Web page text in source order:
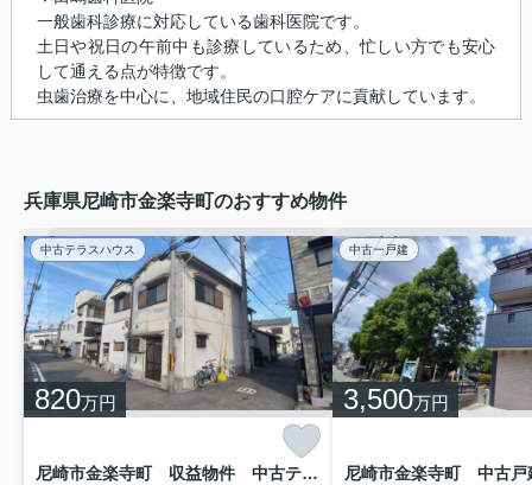
一般歯科診療に対応している歯科医院です。
土日や祝日の午前中も診療しているため、忙しい方でも安心
して通える点が特徴です。
虫歯治療を中心に、地域住民の口腔ケアに貢献しています。
兵庫県尼崎市金楽寺町のおすすめ物件
中古テラスハウス
820万円
尼崎市金楽寺町 収益物件 中古テラス
中古一戸建
3,500万円
尼崎市金楽寺町 中古戸